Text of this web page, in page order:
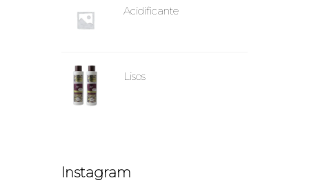
Acidificante
Lisos
Instagram